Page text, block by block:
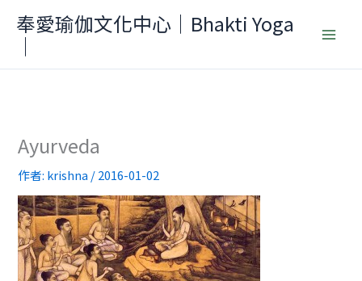
要
奉愛瑜伽文化中心｜Bhakti Yoga
｜
Ayurveda
作者: krishna /2016-01-02